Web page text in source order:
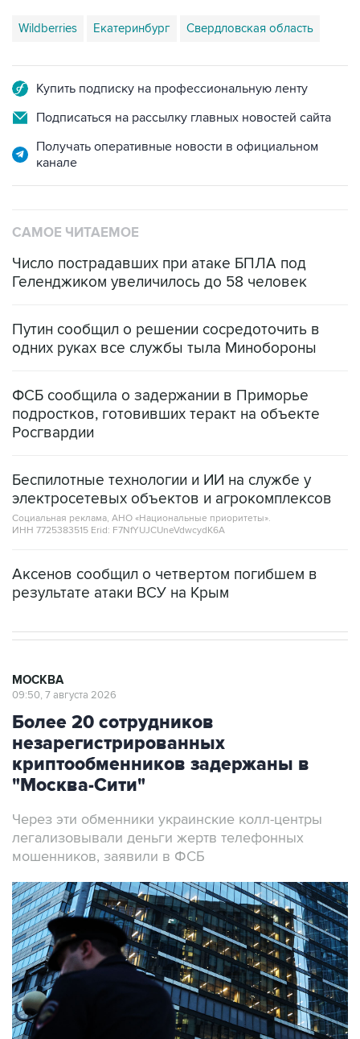
Wildberries Екатеринбург Свердловская область
Купить подписку на профессиональную ленту
Подписаться на рассылку главных новостей сайта
Получать оперативные новости в официальном
канале
САМОЕ ЧИТАЕМОЕ
Число пострадавших при атаке БПЛА под
Геленджиком увеличилось до 58 человек
Путин сообщил о решении сосредоточить в
одних руках все службы тыла Минобороны
ФСБ сообщила о задержании в Приморье
подростков, готовивших теракт на объекте
Росгвардии
Беспилотные технологии и ИИ на службе у
электросетевых объектов и агрокомплексов
Социальная реклама, АНО «Национальные приоритеты».
ИНН 7725383515 Erid: F7NfYUJCUneVdwcydK6A
Аксенов сообщил о четвертом погибшем в
результате атаки ВСУ на Крым
МОСКВА
09:50, 7 августа 2026
Более 20 сотрудников
незарегистрированных
криптообменников задержаны в
"Москва-Сити"
Через эти обменники украинские колл-центры
легализовывали деньги жертв телефонных
мошенников, заявили в ФСБ